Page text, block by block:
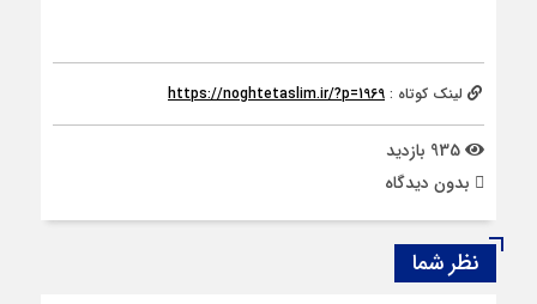
لینک کوتاه : https://noghtetaslim.ir/?p=1969
بدون دیدگاه
نظر شما